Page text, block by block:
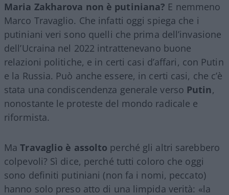
Maria Zakharova non è putiniana? E nemmeno
Marco Travaglio. Che infatti oggi spiega che i
putiniani veri sono quelli che prima dell’invasione
dell’Ucraina nel 2022 intrattenevano buone
relazioni politiche, e in certi casi d’affari, con Putin
e la Russia. Può anche essere, in certi casi, che c’è
stata una condiscendenza generale verso Putin,
nonostante le proteste del mondo radicale e
riformista.
MaTravaglio è assolto perché gli altri sarebbero
colpevoli? Sì dice, perché tutti coloro che oggi
sono definiti putiniani (non fa i nomi, peccato)
hanno solo preso atto di una limpida verità: «la